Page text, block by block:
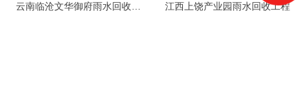
云南临沧文华御府雨水回收工程 江西上饶产业园雨水回收工程